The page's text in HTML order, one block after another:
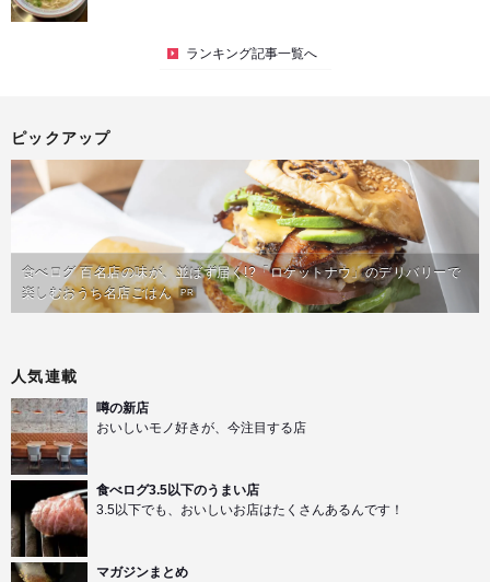
ランキング記事一覧へ
ピックアップ
食べログ 百名店の味が、並ばず届く!?「ロケットナウ」のデリバリーで
楽しむおうち名店ごはん PR
人気連載
噂の新店
おいしいモノ好きが、今注目する店
食べログ3.5以下のうまい店
3.5以下でも、おいしいお店はたくさんあるんです！
マガジンまとめ